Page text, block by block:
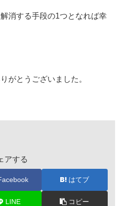
消する手段の1つとなれば幸
がとうございました。
アする
はてブ
LINE コピー